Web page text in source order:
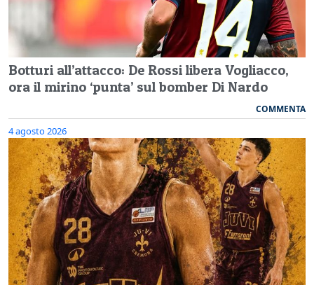
Botturi all’attacco: De Rossi libera Vogliacco,
ora il mirino ‘punta’ sul bomber Di Nardo
COMMENTA
4 agosto 2026